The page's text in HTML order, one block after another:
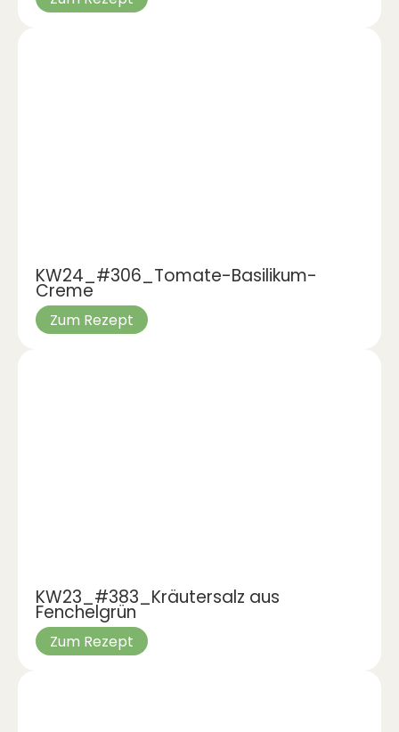
KW24_#306_Tomate-Basilikum-
Creme
Zum Rezept
KW23_#383_Kräutersalz aus
Fenchelgrün
Zum Rezept